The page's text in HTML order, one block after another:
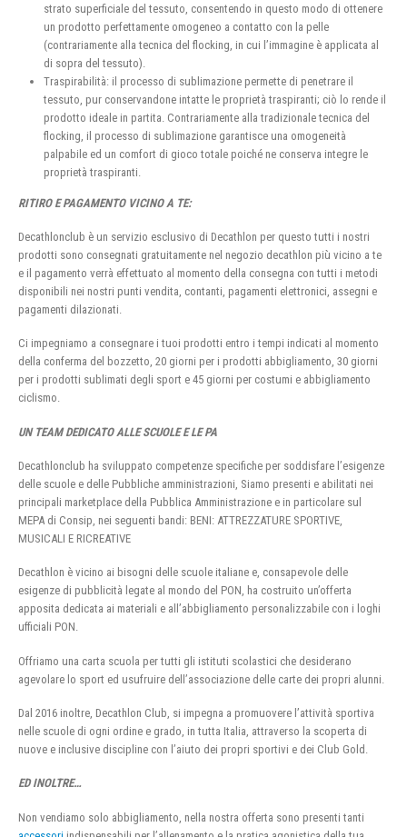
strato superficiale del tessuto, consentendo in questo modo di ottenere
un prodotto perfettamente omogeneo a contatto con la pelle
(contrariamente alla tecnica del flocking, in cui l’immagine è applicata al
di sopra del tessuto).
Traspirabilità: il processo di sublimazione permette di penetrare il
tessuto, pur conservandone intatte le proprietà traspiranti; ciò lo rende il
prodotto ideale in partita. Contrariamente alla tradizionale tecnica del
flocking, il processo di sublimazione garantisce una omogeneità
palpabile ed un comfort di gioco totale poiché ne conserva integre le
proprietà traspiranti.
RITIRO E PAGAMENTO VICINO A TE:
Decathlonclub è un servizio esclusivo di Decathlon per questo tutti i nostri
prodotti sono consegnati gratuitamente nel negozio decathlon più vicino a te
e il pagamento verrà effettuato al momento della consegna con tutti i metodi
disponibili nei nostri punti vendita, contanti, pagamenti elettronici, assegni e
pagamenti dilazionati.
Ci impegniamo a consegnare i tuoi prodotti entro i tempi indicati al momento
della conferma del bozzetto, 20 giorni per i prodotti abbigliamento, 30 giorni
per i prodotti sublimati degli sport e 45 giorni per costumi e abbigliamento
ciclismo.
UN TEAM DEDICATO ALLE SCUOLE E LE PA
Decathlonclub ha sviluppato competenze specifiche per soddisfare l’esigenze
delle scuole e delle Pubbliche amministrazioni, Siamo presenti e abilitati nei
principali marketplace della Pubblica Amministrazione e in particolare sul
MEPA di Consip, nei seguenti bandi: BENI: ATTREZZATURE SPORTIVE,
MUSICALI E RICREATIVE
Decathlon è vicino ai bisogni delle scuole italiane e, consapevole delle
esigenze di pubblicità legate al mondo del PON, ha costruito un’offerta
apposita dedicata ai materiali e all’abbigliamento personalizzabile con i loghi
ufficiali PON.
Offriamo una carta scuola per tutti gli istituti scolastici che desiderano
agevolare lo sport ed usufruire dell’associazione delle carte dei propri alunni.
Dal 2016 inoltre, Decathlon Club, si impegna a promuovere l’attività sportiva
nelle scuole di ogni ordine e grado, in tutta Italia, attraverso la scoperta di
nuove e inclusive discipline con l’aiuto dei propri sportivi e dei Club Gold.
ED INOLTRE…
Non vendiamo solo abbigliamento, nella nostra offerta sono presenti tanti